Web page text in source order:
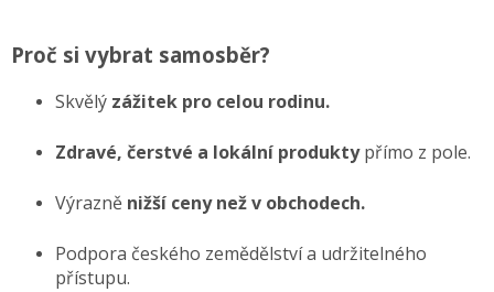
Proč si vybrat samosběr?
Skvělý zážitek pro celou rodinu.
Zdravé, čerstvé a lokální produktypřímo z pole.
Výrazně nižší ceny než v obchodech.
Podpora českého zemědělství a udržitelného
přístupu.